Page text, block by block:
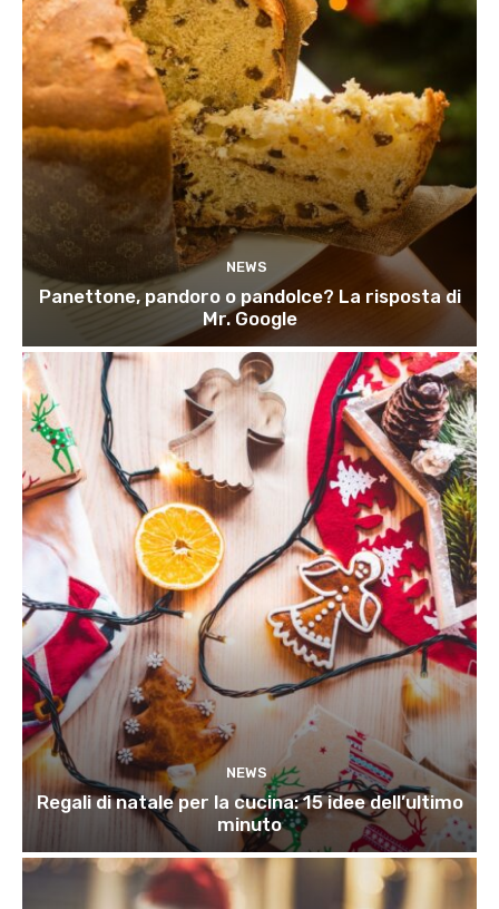
NEWS
Panettone, pandoro o pandolce? La risposta di
Mr. Google
NEWS
Regali di natale per la cucina: 15 idee dell’ultimo
minuto